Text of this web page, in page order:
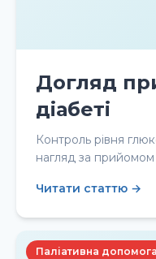
Догляд
діабеті
Контроль рівня
нагляд за прийомом
Читати статтю →
Паліативна допомога